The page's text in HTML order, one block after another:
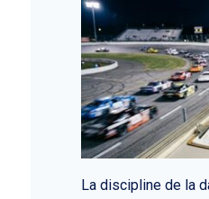
La discipline de la